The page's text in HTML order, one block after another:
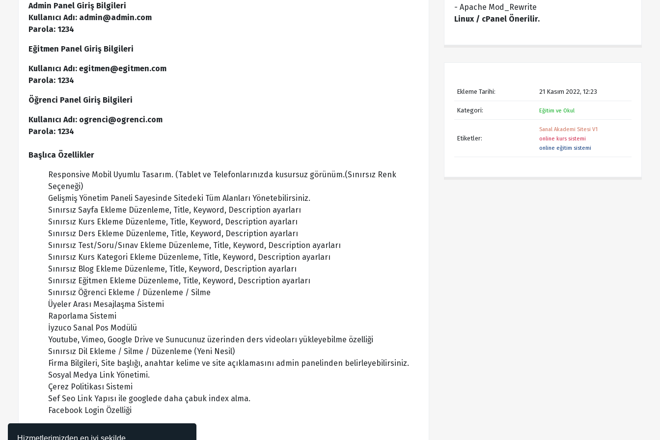
Hizmetlerimizden en iyi şekilde
Admin Panel Giriş Bilgileri
Kullanıcı Adı: admin@admin.com
Parola: 1234
Eğitmen Panel Giriş Bilgileri
Kullanıcı Adı: egitmen@egitmen.com
Parola: 1234
Öğrenci Panel Giriş Bilgileri
Kullanıcı Adı: ogrenci@ogrenci.com
Parola: 1234
Başlıca Özellikler
Responsive Mobil Uyumlu Tasarım. (Tablet ve Telefonlarınızda kusursuz görünüm.(Sınırsız Renk
Seçeneği)
Gelişmiş Yönetim Paneli Sayesinde Sitedeki Tüm Alanları Yönetebilirsiniz.
Sınırsız Sayfa Ekleme Düzenleme, Title, Keyword, Description ayarları
Sınırsız Kurs Ekleme Düzenleme, Title, Keyword, Description ayarları
Sınırsız Ders Ekleme Düzenleme, Title, Keyword, Description ayarları
Sınırsız Test/Soru/Sınav Ekleme Düzenleme, Title, Keyword, Description ayarları
Sınırsız Kurs Kategori Ekleme Düzenleme, Title, Keyword, Description ayarları
Sınırsız Blog Ekleme Düzenleme, Title, Keyword, Description ayarları
Sınırsız Eğitmen Ekleme Düzenleme, Title, Keyword, Description ayarları
Sınırsız Öğrenci Ekleme / Düzenleme / Silme
Üyeler Arası Mesajlaşma Sistemi
Raporlama Sistemi
İyzuco Sanal Pos Modülü
Youtube, Vimeo, Google Drive ve Sunucunuz üzerinden ders videoları yükleyebilme özelliği
Sınırsız Dil Ekleme / Silme / Düzenleme (Yeni Nesil)
Firma Bilgileri, Site başlığı, anahtar kelime ve site açıklamasını admin panelinden belirleyebilirsiniz.
Sosyal Medya Link Yönetimi.
Çerez Politikası Sistemi
Sef Seo Link Yapısı ile googlede daha çabuk index alma.
Facebook Login Özelliği
- Apache Mod_Rewrite
Linux / cPanel Önerilir.
Ekleme Tarihi: 21 Kasım 2022, 12:23
Kategori: Eğitim ve Okul
Etiketler:
Sanal Akademi Sitesi V1
online kurs sistemi
online eğitim sistemi